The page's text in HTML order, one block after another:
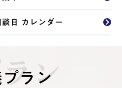
日 カレンダー
プラン
ン